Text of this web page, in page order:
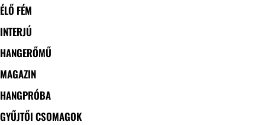
ÉLŐ FÉM
INTERJÚ
HANGERŐMŰ
MAGAZIN
HANGPRÓBA
GYŰJTŐI CSOMAGOK